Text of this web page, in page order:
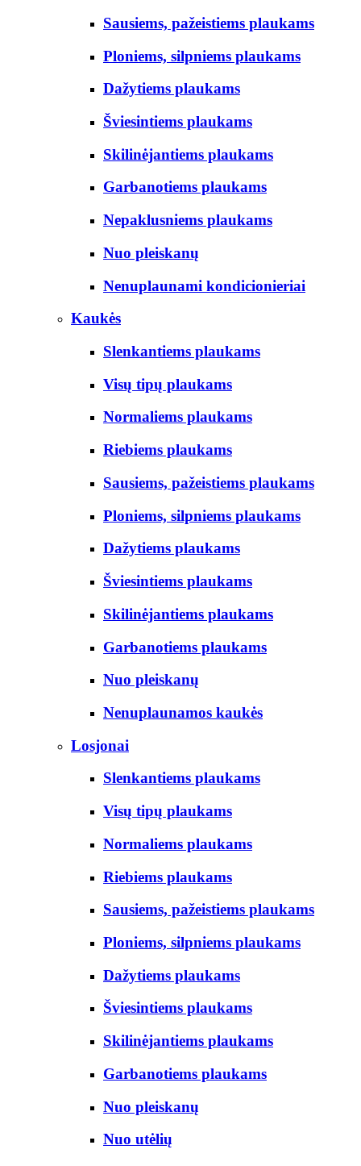
Sausiems, pažeistiems plaukams
Ploniems, silpniems plaukams
Dažytiems plaukams
Šviesintiems plaukams
Skilinėjantiems plaukams
Garbanotiems plaukams
Nepaklusniems plaukams
Nuo pleiskanų
Nenuplaunami kondicionieriai
Kaukės
Slenkantiems plaukams
Visų tipų plaukams
Normaliems plaukams
Riebiems plaukams
Sausiems, pažeistiems plaukams
Ploniems, silpniems plaukams
Dažytiems plaukams
Šviesintiems plaukams
Skilinėjantiems plaukams
Garbanotiems plaukams
Nuo pleiskanų
Nenuplaunamos kaukės
Losjonai
Slenkantiems plaukams
Visų tipų plaukams
Normaliems plaukams
Riebiems plaukams
Sausiems, pažeistiems plaukams
Ploniems, silpniems plaukams
Dažytiems plaukams
Šviesintiems plaukams
Skilinėjantiems plaukams
Garbanotiems plaukams
Nuo pleiskanų
Nuo utėlių